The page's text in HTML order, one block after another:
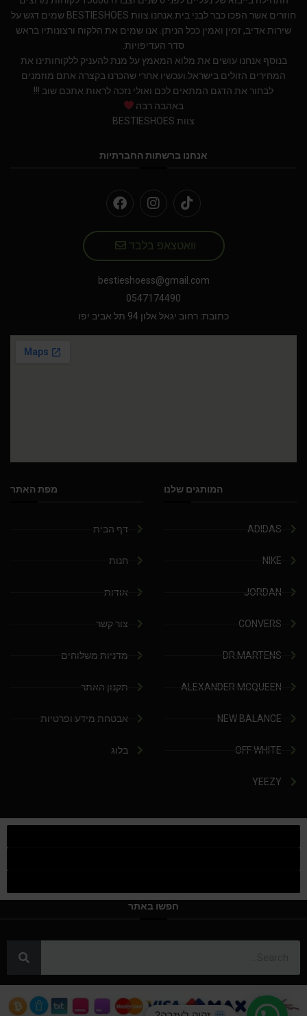
חוזרים אשר הפכו כבר לבני בית.אנחנו צוות BESTIESHOES שמים דגש על
שירות אדיב, זמין ואמין ככל הניתן. אנו שמים את הלקוח ורצונותיו בראש
סדר העדיפויות.
בנוסף אנחנו עושים את מלוא המאמץ על מנת להעניק ללקוחותינו את
המחירים הזולים בישראל.ועכשיו אחרי שהכרנו בקצרה אתם מוזמנים
לבחור את הדגם המתאים לכם ואולי נזכה לראות אתכם שוב !!!
באהבה רבה
צוות BESTIESHOES
אנחנו ברשתות החברתיות
וואטצאפ בלבד
bestieshoess@gmail.com
0547174490
כתובת: רחוב יגאל אלון 94 תל אביב יפו
המותגים שלנו
ADIDAS
NIKE
JORDAN
CONVERS
DR.MARTENS
ALEXANDER MCQUEEN
NEW BALANCE
OFF WHITE
YEEZY
מפת האתר
דף הבית
חנות
אודות
צור קשר
מדניות משלוחים
תקנון האתר
אבטחת מידע ופרטיות
בלוג
חפשו באתר